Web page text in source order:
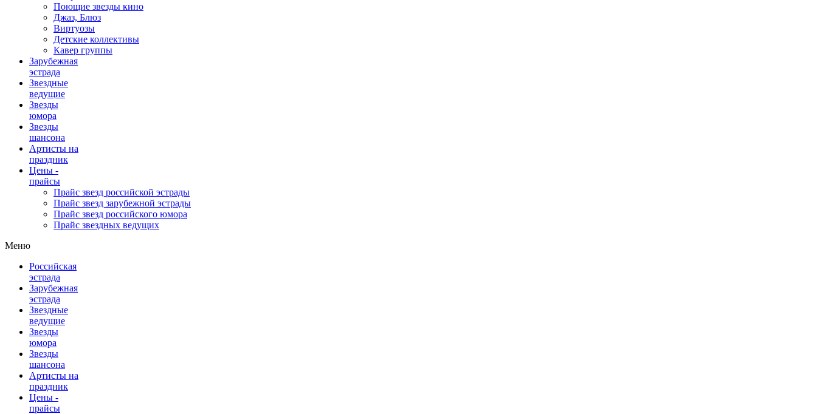
Поющие звезды кино
Джаз, Блюз
Виртуозы
Детские коллективы
Кавер группы
Зарубежная
эстрада
Звездные
ведущие
Звезды
юмора
Звезды
шансона
Артисты на
праздник
Цены -
прайсы
Прайс звезд российской эстрады
Прайс звезд зарубежной эстрады
Прайс звезд российского юмора
Прайс звездных ведущих
Меню
Российская
эстрада
Зарубежная
эстрада
Звездные
ведущие
Звезды
юмора
Звезды
шансона
Артисты на
праздник
Цены -
прайсы